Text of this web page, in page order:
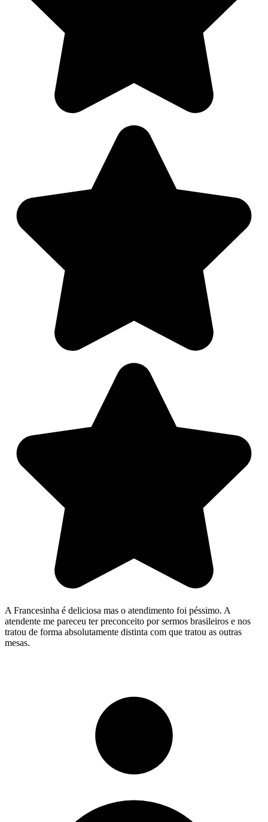
A Francesinha é deliciosa mas o atendimento foi péssimo. A
atendente me pareceu ter preconceito por sermos brasileiros e nos
tratou de forma absolutamente distinta com que tratou as outras
mesas.